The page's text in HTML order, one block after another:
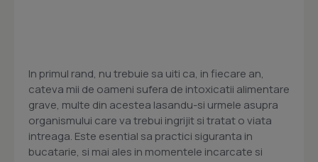
In primul rand, nu trebuie sa uiti ca, in fiecare an,
cateva mii de oameni sufera de intoxicatii alimentare
grave, multe din acestea lasandu-si urmele asupra
organismului care va trebui ingrijit si tratat o viata
intreaga. Este esential sa practici siguranta in
bucatarie, si mai ales in momentele incarcate si